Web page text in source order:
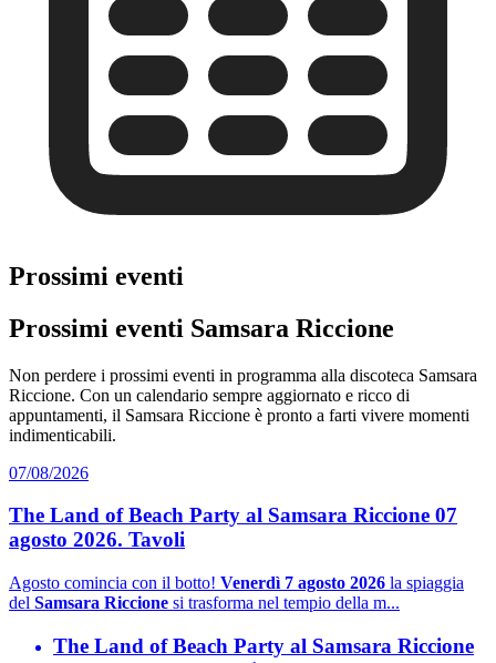
Prossimi eventi
Prossimi eventi Samsara Riccione
Non perdere i prossimi eventi in programma alla discoteca Samsara
Riccione. Con un calendario sempre aggiornato e ricco di
appuntamenti, il Samsara Riccione è pronto a farti vivere momenti
indimenticabili.
07/08/2026
The Land of Beach Party al Samsara Riccione 07
agosto 2026. Tavoli
Agosto comincia con il botto! Venerdì 7 agosto 2026 la spiaggia
del Samsara Riccione si trasforma nel tempio della m...
The Land of Beach Party al Samsara Riccione